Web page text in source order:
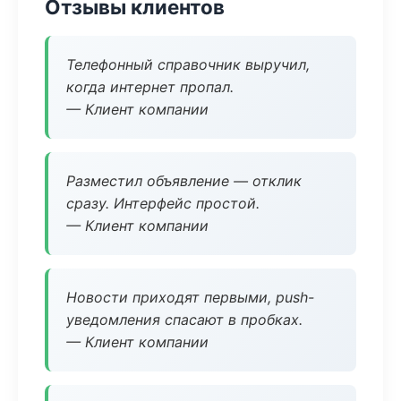
Отзывы клиентов
Телефонный справочник выручил,
когда интернет пропал.
— Клиент компании
Разместил объявление — отклик
сразу. Интерфейс простой.
— Клиент компании
Новости приходят первыми, push-
уведомления спасают в пробках.
— Клиент компании